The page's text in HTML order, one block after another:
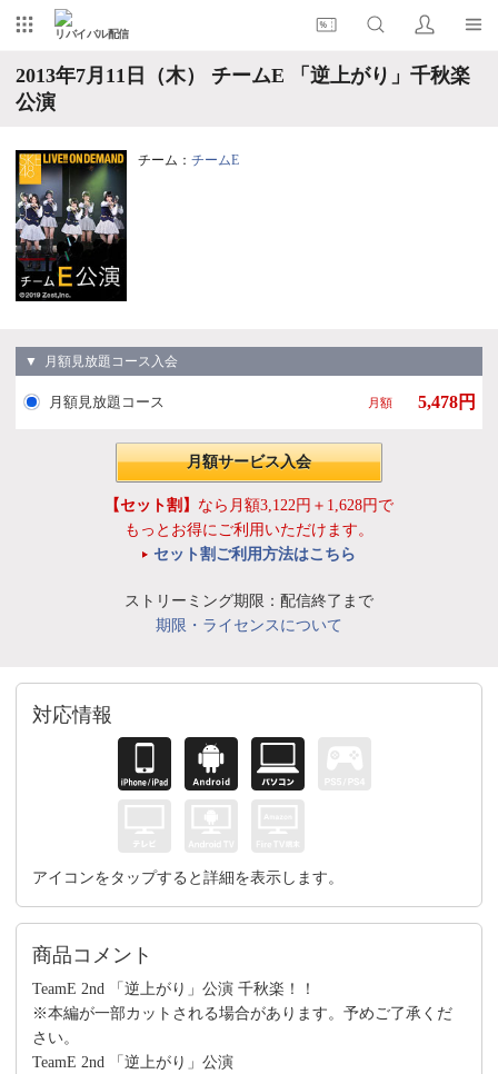
リバイバル配信
2013年7月11日（木） チームE 「逆上がり」千秋楽
公演
チーム： チームE
▼ 月額見放題コース入会
月額見放題コース 月額 5,478円
月額サービス入会
【セット割】 なら月額3,122円＋1,628円で
もっとお得にご利用いただけます。
セット割ご利用方法はこちら
ストリーミング期限：配信終了まで
期限・ライセンスについて
対応情報
アイコンをタップすると詳細を表示します。
商品コメント
TeamE 2nd 「逆上がり」公演 千秋楽！！
※本編が一部カットされる場合があります。予めご了承くだ
さい。
TeamE 2nd 「逆上がり」公演